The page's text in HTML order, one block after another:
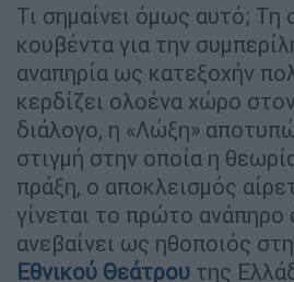
Τι σημαίνει όμως αυτό; Τη
κουβέντα για την
αναπηρία ως κατεξοχήν
κερδίζει ολοένα χώρο
διάλογο, η «Λώξη»
στιγμή στην οποία η
πράξη, ο αποκλεισμός
γίνεται το πρώτο ανάπηρο
ανεβαίνει ως ηθοποιός
Εθνικού Θεάτρου της